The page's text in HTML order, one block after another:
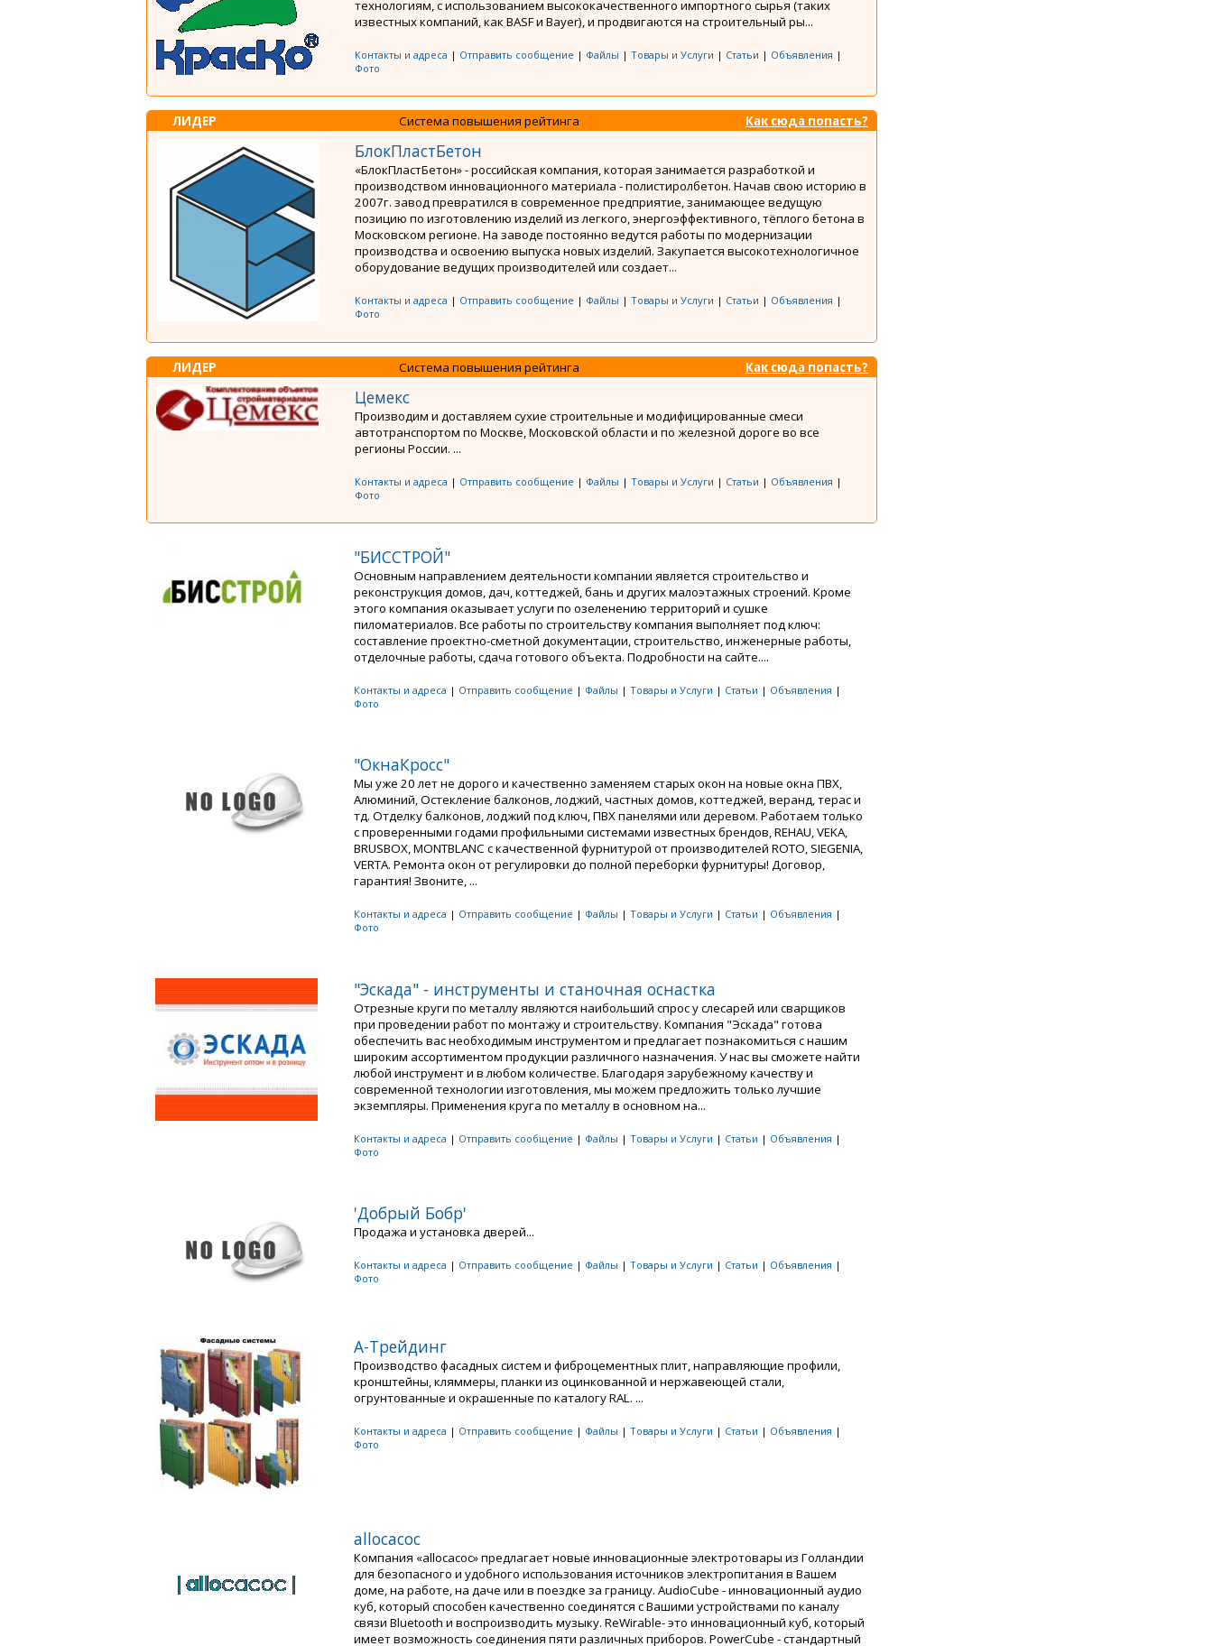
технологиям, с использованием высококачественного импортного сырья (таких
известных компаний, как BASF и Bayer), и продвигаются на строительный ры...
Контакты и адреса | Отправить сообщение | Файлы | Товары и Услуги | Статьи | Объявления |
Фото
ЛИДЕР Система повышения рейтинга Как сюда попасть?
БлокПластБетон
«БлокПластБетон» - российская компания, которая занимается разработкой и
производством инновационного материала - полистиролбетон. Начав свою историю в
2007г. завод превратился в современное предприятие, занимающее ведущую
позицию по изготовлению изделий из легкого, энергоэффективного, тёплого бетона в
Московском регионе. На заводе постоянно ведутся работы по модернизации
производства и освоению выпуска новых изделий. Закупается высокотехнологичное
оборудование ведущих производителей или создает...
Контакты и адреса | Отправить сообщение | Файлы | Товары и Услуги | Статьи | Объявления |
Фото
ЛИДЕР Система повышения рейтинга Как сюда попасть?
Цемекс
Производим и доставляем сухие строительные и модифицированные смеси
автотранспортом по Москве, Московской области и по железной дороге во все
регионы России. ...
Контакты и адреса | Отправить сообщение | Файлы | Товары и Услуги | Статьи | Объявления |
Фото
"БИССТРОЙ"
Основным направлением деятельности компании является строительство и
реконструкция домов, дач, коттеджей, бань и других малоэтажных строений. Кроме
этого компания оказывает услуги по озеленению территорий и сушке
пиломатериалов. Все работы по строительству компания выполняет под ключ:
составление проектно-сметной документации, строительство, инженерные работы,
отделочные работы, сдача готового объекта. Подробности на сайте....
Контакты и адреса | Отправить сообщение | Файлы | Товары и Услуги | Статьи | Объявления |
Фото
"ОкнаКросс"
Мы уже 20 лет не дорого и качественно заменяем старых окон на новые окна ПВХ,
Алюминий, Остекление балконов, лоджий, частных домов, коттеджей, веранд, терас и
тд. Отделку балконов, лоджий под ключ, ПВХ панелями или деревом. Работаем только
с проверенными годами профильными системами известных брендов, REHAU, VEKA,
BRUSBOX, MONTBLANC c качественной фурнитурой от производителей ROTO, SIEGENIA,
VERTA. Ремонта окон от регулировки до полной переборки фурнитуры! Договор,
гарантия! Звоните, ...
Контакты и адреса | Отправить сообщение | Файлы | Товары и Услуги | Статьи | Объявления |
Фото
"Эскада" - инструменты и станочная оснастка
Отрезные круги по металлу являются наибольший спрос у слесарей или сварщиков
при проведении работ по монтажу и строительству. Компания "Эскада" готова
обеспечить вас необходимым инструментом и предлагает познакомиться с нашим
широким ассортиментом продукции различного назначения. У нас вы сможете найти
любой инструмент и в любом количестве. Благодаря зарубежному качеству и
современной технологии изготовления, мы можем предложить только лучшие
экземпляры. Применения круга по металлу в основном на...
Контакты и адреса | Отправить сообщение | Файлы | Товары и Услуги | Статьи | Объявления |
Фото
'Добрый Бобр'
Продажа и установка дверей...
Контакты и адреса | Отправить сообщение | Файлы | Товары и Услуги | Статьи | Объявления |
Фото
A-Трейдинг
Производство фасадных систем и фиброцементных плит, направляющие профили,
кронштейны, кляммеры, планки из оцинкованной и нержавеющей стали,
огрунтованные и окрашенные по каталогу RAL. ...
Контакты и адреса | Отправить сообщение | Файлы | Товары и Услуги | Статьи | Объявления |
Фото
allocacoc
Компания «allocacoc» предлагает новые инновационные электротовары из Голландии
для безопасного и удобного использования источников электропитания в Вашем
доме, на работе, на даче или в поездке за границу. AudioCube - инновационный аудио
куб, который способен качественно соединятся с Вашими устройствами по каналу
связи Bluetooth и воспроизводить музыку. ReWirable- это инновационный куб, который
имеет возможность соединения пяти различных приборов. PowerCube - стандартный